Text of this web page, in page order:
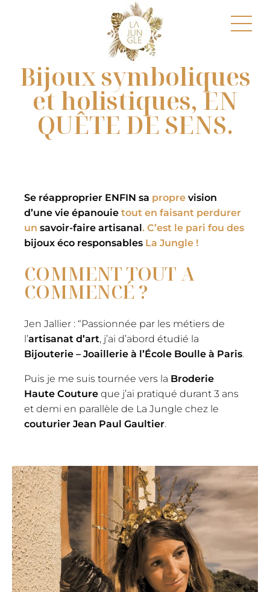
Bijoux symboliques
et holistiques, EN
QUÊTE DE SENS.
Se réapproprier ENFIN sa propre vision
d’une vie épanouie tout en faisant perdurer
un savoir-faire artisanal. C’est le pari fou des
bijoux éco responsables La Jungle !
COMMENT TOUT A
COMMENCÉ ?
Jen Jallier : “Passionnée par les métiers de
l’artisanat d’art, j’ai d’abord étudié la
Bijouterie – Joaillerie à l’École Boulle à Paris.
Puis je me suis tournée vers la Broderie
Haute Couture que j’ai pratiqué durant 3 ans
et demi en parallèle de La Jungle chez le
couturier Jean Paul Gaultier.